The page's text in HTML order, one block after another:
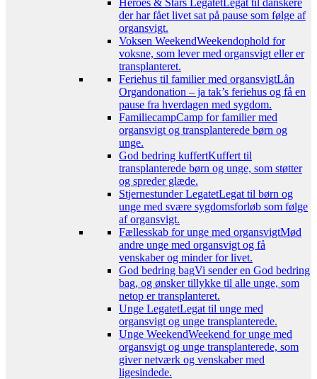
Heroes & Stars LegatetLegat til danskere
der har fået livet sat på pause som følge af
organsvigt.
Voksen WeekendWeekendophold for
voksne, som lever med organsvigt eller er
transplanteret.
Feriehus til familier med organsvigtLån
Organdonation – ja tak’s feriehus og få en
pause fra hverdagen med sygdom.
FamiliecampCamp for familier med
organsvigt og transplanterede børn og
unge.
God bedring kuffertKuffert til
transplanterede børn og unge, som støtter
og spreder glæde.
Stjernestunder LegatetLegat til børn og
unge med svære sygdomsforløb som følge
af organsvigt.
Fællesskab for unge med organsvigtMød
andre unge med organsvigt og få
venskaber og minder for livet.
God bedring bagVi sender en God bedring
bag, og ønsker tillykke til alle unge, som
netop er transplanteret.
Unge LegatetLegat til unge med
organsvigt og unge transplanterede.
Unge WeekendWeekend for unge med
organsvigt og unge transplanterede, som
giver netværk og venskaber med
ligesindede.